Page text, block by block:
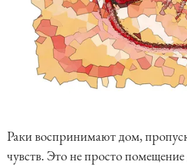
Раки воспринимают дом,
чувств. Это не просто